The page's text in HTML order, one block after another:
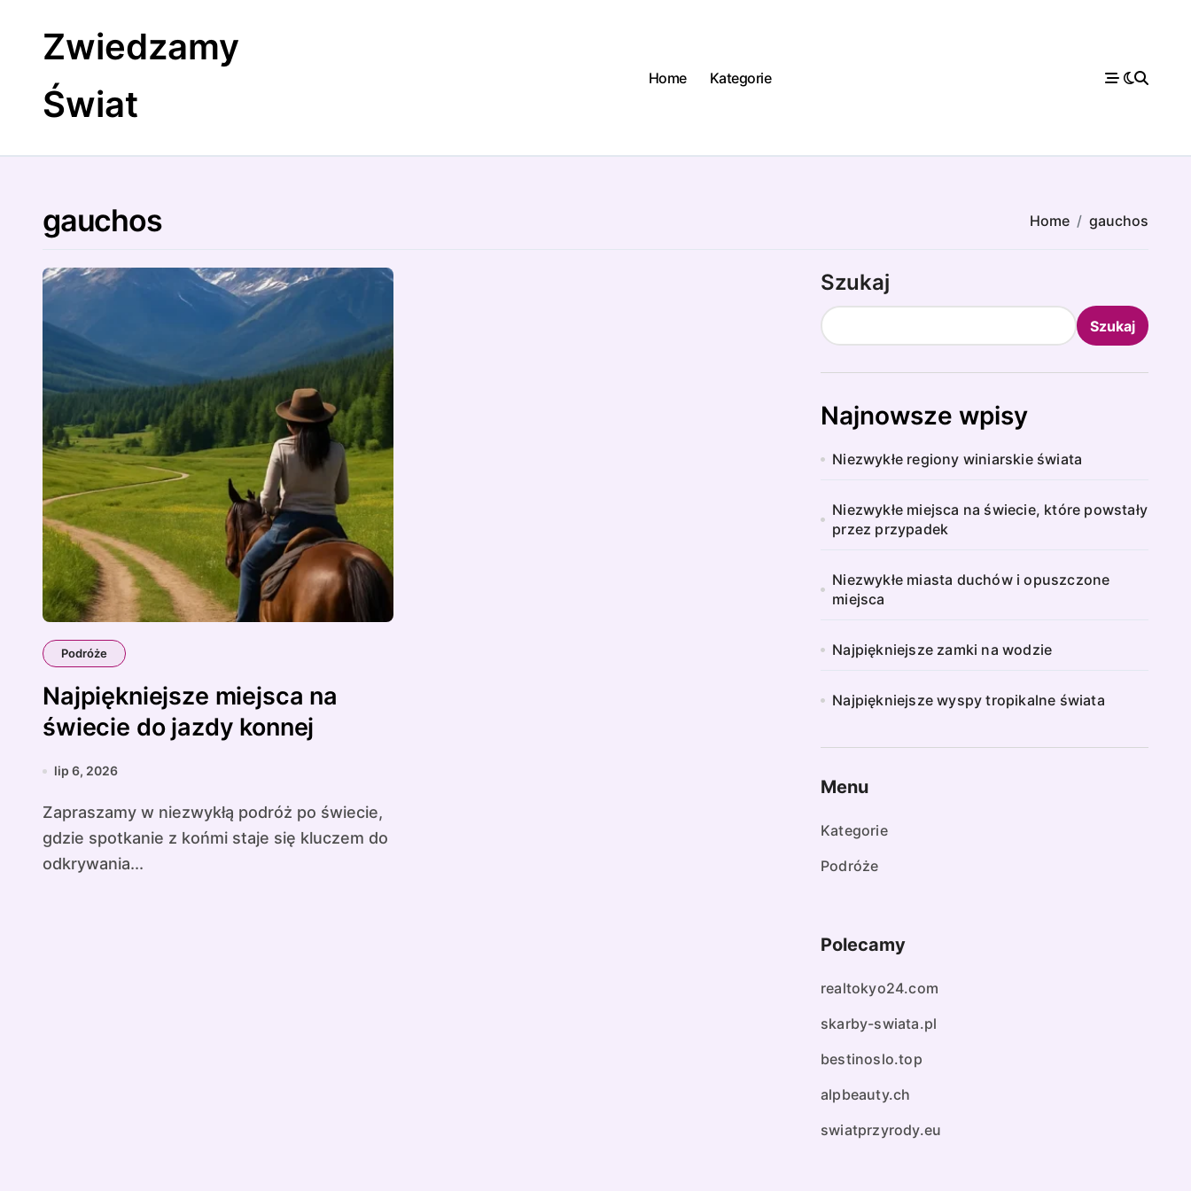
contentZwiedzamy
Świat
Home Kategorie
gauchos Home gauchos
Podróże
Najpiękniejsze miejsca na
świecie do jazdy konnej
lip 6, 2026
Zapraszamy w niezwykłą podróż po świecie,
gdzie spotkanie z końmi staje się kluczem do
odkrywania...
Szukaj
Szukaj
Najnowsze wpisy
Niezwykłe regiony winiarskie świata
Niezwykłe miejsca na świecie, które powstały
przez przypadek
Niezwykłe miasta duchów i opuszczone
miejsca
Najpiękniejsze zamki na wodzie
Najpiękniejsze wyspy tropikalne świata
Menu
Kategorie
Podróże
Polecamy
realtokyo24.com
skarby-swiata.pl
bestinoslo.top
alpbeauty.ch
swiatprzyrody.eu